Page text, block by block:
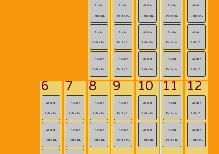
Atelier
Petite En...
Atelier
Petite En...
Atelier
Petite En...
Atelier
Petite En...
Atelier
Petite En...
Atelier
Petite En...
Atelier
Petite En...
Atelier
Petite En...
Atelier
Petite En...
Atelier
Petite En...
Atelier
Petite En...
Atelier
Petite En...
Atelier
Petite En...
Atelier
Petite En...
Atelier
Petite En...
6
Atelier
Petite En...
Atelier
Petite En...
7
Atelier
Petite En...
Atelier
Petite En...
8
Atelier
Petite En...
Atelier
Petite En...
9
Atelier
Petite En...
Atelier
Petite En...
10
Atelier
Petite En...
Atelier
Petite En...
11
Atelier
Petite En...
Atelier
Petite En...
12
Atelier
Petite En...
Atelier
Petite En...